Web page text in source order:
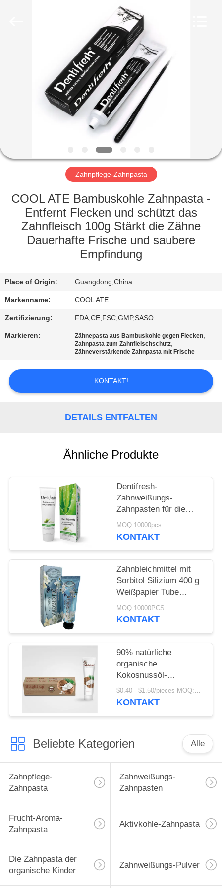
PRODUKTE
VIDEOS
ÜBER
UNS
FABRIK-
AUSFLUG
QUALITÄTSKONTROLLE
SIE
MIT
UNS
IN
VERBINDUNG
FORDERN
DATENSCHUTZ-
BESTIMMUNGEN
Zahnpflege-Zahnpasta
COOL ATE Bambuskohle Zahnpasta -
Entfernt Flecken und schützt das
Zahnfleisch 100g Stärkt die Zähne
Dauerhafte Frische und saubere
Empfindung
Place of Origin: Guangdong,China
Markenname: COOL ATE
Zertifizierung: FDA,CE,FSC,GMP,SASO...
Markieren: Zähnepasta aus Bambuskohle gegen Flecken,
Zahnpasta zum Zahnfleischschutz,
Zähneverstärkende Zahnpasta mit Frische
KONTAKT!
DETAILS ENTFALTEN
Ähnliche Produkte
Dentifresh-
Zahnweißungs-
Zahnpasten für die
Berufszahnpflege nicht
giftig
MOQ:10000pcs
KONTAKT
Zahnbleichmittel mit
Sorbitol Silizium 400 g
Weißpapier Tube
Karton
MOQ:10000PCS
KONTAKT
90% natürliche
organische
Kokosnussöl-
Antizahnbelag-
Zahnpasta
$0.40 - $1.50/pieces MOQ:240 Stücke
KONTAKT
Beliebte Kategorien Alle
Zahnpflege-
Zahnpasta
Zahnweißungs-
Zahnpasten
Frucht-Aroma-
Zahnpasta
Aktivkohle-Zahnpasta
Die Zahnpasta der
organische Kinder
Zahnweißungs-Pulver